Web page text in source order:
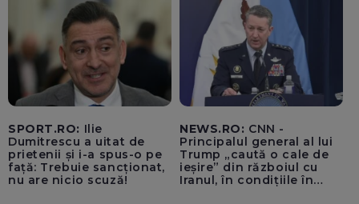
SPORT.RO: Ilie
Dumitrescu a uitat de
prietenii și i-a spus-o pe
față: Trebuie sancționat,
nu are nicio scuză!
NEWS.RO: CNN -
Principalul general al lui
Trump „caută o cale de
ieșire” din războiul cu
Iranul, în condițiile în